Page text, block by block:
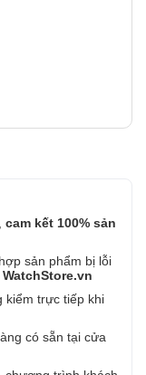
cam kết 100% sản
sản phẩm bị lỗi
WatchStore.vn
kiểm trực tiếp khi
có sẵn tại cửa